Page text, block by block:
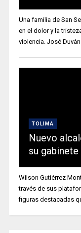
Una familia de San
en el dolor y la
violencia. José Duván
TOLIMA
Nuevo
su
Wilson Gutiérrez
través de sus
figuras destacadas